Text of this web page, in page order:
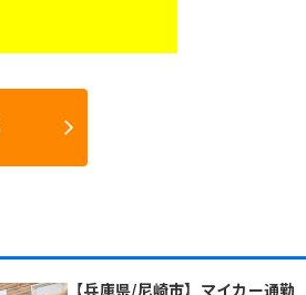
【兵庫県/尼崎市】マイカー通勤